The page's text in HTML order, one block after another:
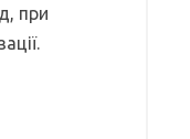
при